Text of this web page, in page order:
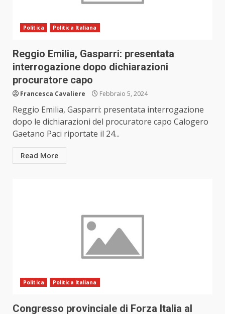
Politica Politica Italiana
Reggio Emilia, Gasparri: presentata
interrogazione dopo dichiarazioni
procuratore capo
Francesca Cavaliere Febbraio 5, 2024
Reggio Emilia, Gasparri: presentata interrogazione
dopo le dichiarazioni del procuratore capo Calogero
Gaetano Paci riportate il 24...
Read More
Politica Politica Italiana
Congresso provinciale di Forza Italia al